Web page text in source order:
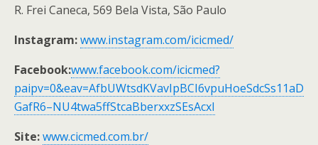
R. Frei Caneca, 569 Bela Vista, São Paulo
Instagram:www.instagram.com/icicmed/
Facebook:www.facebook.com/icicmed?
paipv=0&eav=AfbUWtsdKVavIpBCI6vpuHoeSdcSs11aD
GafR6–NU4twa5ffStcaBberxxzSEsAcxI
Site:www.cicmed.com.br/